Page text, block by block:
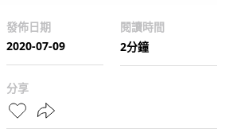
發佈日期
2020-07-09
閱讀時間
2分鐘
分享